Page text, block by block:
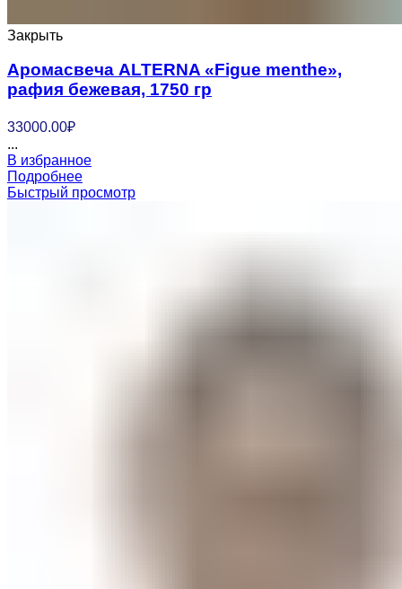
Закрыть
Аромасвеча ALTERNA «Figue menthe»,
рафия бежевая, 1750 гр
33000.00₽
...
В избранное
Подробнее
Быстрый просмотр